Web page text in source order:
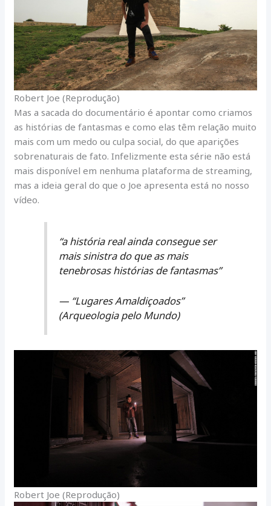
Robert Joe (Reprodução)
Mas a sacada do documentário é apontar como criamos
as histórias de fantasmas e como elas têm relação muito
mais com um medo ou culpa social, do que aparições
sobrenaturais de fato. Infelizmente esta série não está
mais disponível em nenhuma plataforma de streaming,
mas a ideia geral do que o Joe apresenta está no nosso
vídeo.
“a história real ainda consegue ser
mais sinistra do que as mais
tenebrosas histórias de fantasmas”
— “Lugares Amaldiçoados”
(Arqueologia pelo Mundo)
Robert Joe (Reprodução)